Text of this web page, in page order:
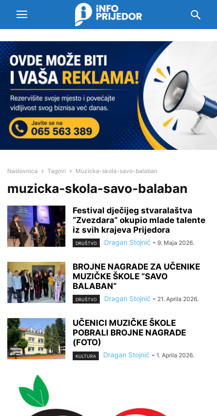
Naslovnica Tagovi Muzicka-skola-savo-balaban
muzicka-skola-savo-balaban
Festival dječijeg stvaralaštva
“Zvezdara” okupio mlade talente
iz svih krajeva Prijedora
DRUŠTVO Dragan Stojnić - 9. Maja 2026.
BROJNE NAGRADE ZA UČENIKE
MUZIČKE ŠKOLE “SAVO
BALABAN”
DRUŠTVO Dragan Stojnić - 21. Aprila 2026.
UČENICI MUZIČKE ŠKOLE
POBRALI BROJNE NAGRADE
(FOTO)
KULTURA Dragan Stojnić - 1. Aprila 2026.